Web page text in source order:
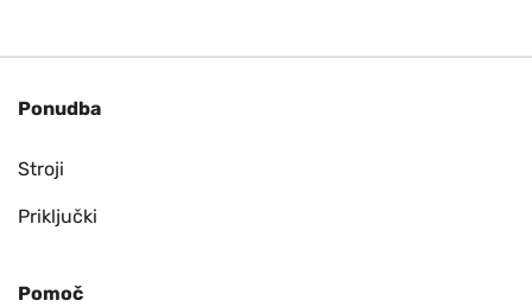
Ponudba
Stroji
Priključki
Pomoč